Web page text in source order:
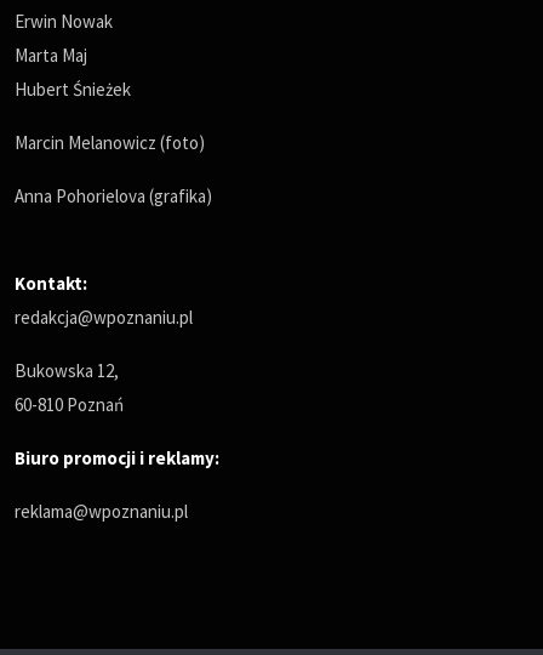
Erwin Nowak
Marta Maj
Hubert Śnieżek
Marcin Melanowicz (foto)
Anna Pohorielova (grafika)
Kontakt:
redakcja@wpoznaniu.pl
Bukowska 12,
60-810 Poznań
Biuro promocji i reklamy:
reklama@wpoznaniu.pl